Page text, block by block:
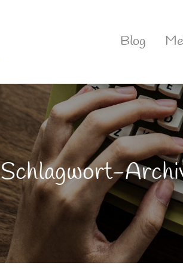
Blog
Schlagwort-